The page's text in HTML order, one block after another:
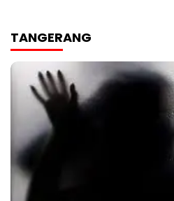
TANGERANG